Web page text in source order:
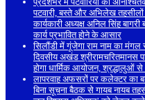
पटवारी, बस्ते और अभिलेख तहसीलों
कार्यकारी अध्यक्ष अनिल सिंह
कार्य प्रभावित होने के आसार
सिलौंडी में गूंजेगा राम नाम का मंगल
दिवसीय अखंड
होगा धार्मिक आयोजन, श्रद्धालुओं
लापरवाह अफसरों पर कलेक्टर का
बिना सूचना बैठक से गायब नायब